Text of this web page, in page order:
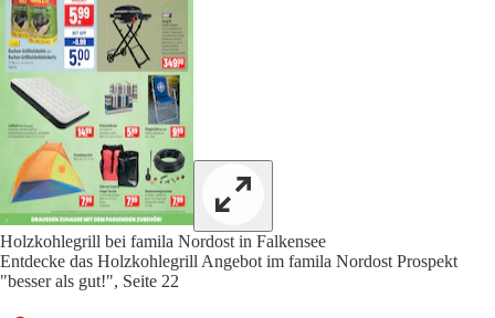
Holzkohlegrill bei famila Nordost in Falkensee
Entdecke das Holzkohlegrill Angebot im famila Nordost Prospekt
"besser als gut!", Seite 22